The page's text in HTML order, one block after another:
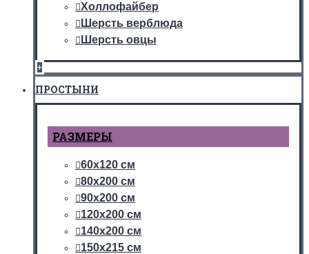
Холлофайбер
Шерсть верблюда
Шерсть овцы
+
ПРОСТЫНИ
РАЗМЕРЫ
60х120 см
80х200 см
90х200 см
120х200 см
140х200 см
150х215 см